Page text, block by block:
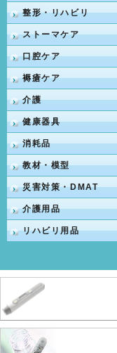
整形・リハビリ
ストーマケア
口腔ケア
褥瘡ケア
介護
健康器具
消耗品
教材・模型
災害対策・DMAT
介護用品
リハビリ用品